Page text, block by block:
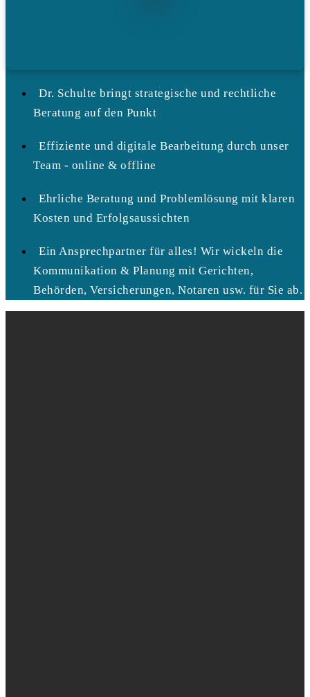
Dr. Schulte bringt strategische und rechtliche
Beratung auf den Punkt
Effiziente und digitale Bearbeitung durch unser
Team - online & offline
Ehrliche Beratung und Problemlösung mit klaren
Kosten und Erfolgsaussichten
Ein Ansprechpartner für alles! Wir wickeln die
Kommunikation & Planung mit Gerichten,
Behörden, Versicherungen, Notaren usw. für Sie ab.